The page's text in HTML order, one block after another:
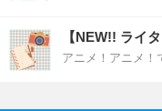
【NEW!! ライ
アニメ！アニメ！